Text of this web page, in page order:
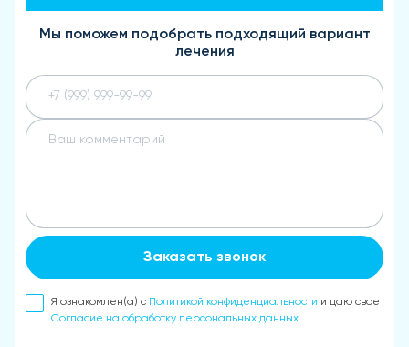
Мы поможем подобрать подходящий вариант
лечения
Заказать звонок
Я ознакомлен(а) с Политикой конфиденциальности и даю свое
Согласие на обработку персональных данных